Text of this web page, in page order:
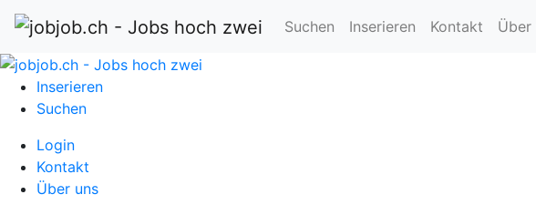
Suchen Inserieren Kontakt Über
Inserieren
Suchen
Login
Kontakt
Über uns